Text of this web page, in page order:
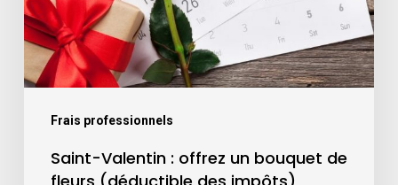
Frais professionnels
Saint-Valentin : offrez un bouquet de